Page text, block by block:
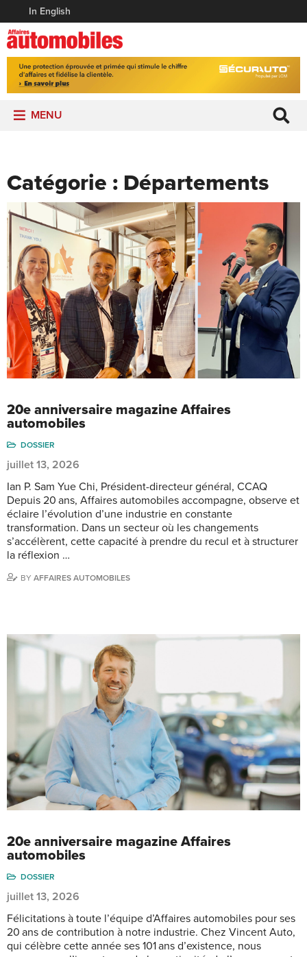
In English
MENU
Catégorie : Départements
20e anniversaire magazine Affaires
automobiles
DOSSIER
juillet 13, 2026
Ian P. Sam Yue Chi, Président-directeur général, CCAQ
Depuis 20 ans, Affaires automobiles accompagne, observe et
éclaire l’évolution d’une industrie en constante
transformation. Dans un secteur où les changements
s’accélèrent, cette capacité à prendre du recul et à structurer
la réflexion …
BY AFFAIRES AUTOMOBILES
20e anniversaire magazine Affaires
automobiles
DOSSIER
juillet 13, 2026
Félicitations à toute l’équipe d’Affaires automobiles pour ses
20 ans de contribution à notre industrie. Chez Vincent Auto,
qui célèbre cette année ses 101 ans d’existence, nous